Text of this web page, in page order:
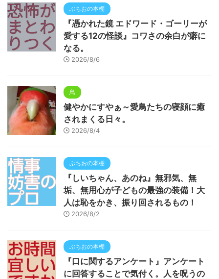
ぶちおの本棚
『憑かれた鏡 エドワード・ゴーリーが
愛する12の怪談』コワさの余白が癖に
なる。
2026/8/6
鳥
健やかにすやぁ～愛鳥たちの寝顔に癒
されまくる日々。
2026/8/4
ぶちおの本棚
『しいちゃん、あのね』無邪気、無
垢、無用心が子どもの最強の装備！大
人は恥をかき、振り回されるもの！
2026/8/2
ぶちおの本棚
『口に関するアンケート』アンケート
に回答することで気付く。人を呪うの